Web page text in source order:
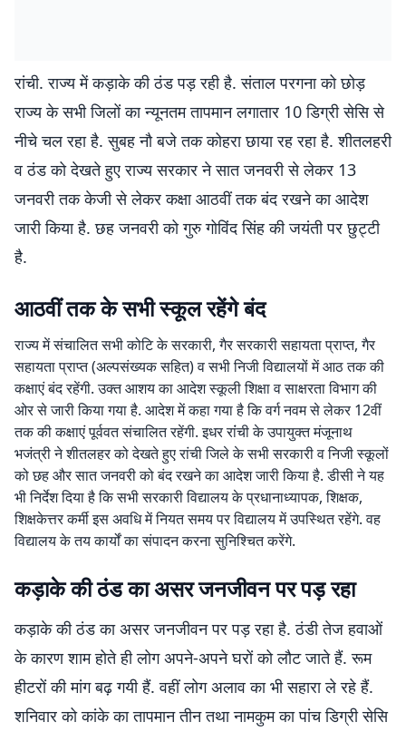
रांची. राज्य में कड़ाके की ठंड पड़ रही है. संताल परगना को छोड़
राज्य के सभी जिलों का न्यूनतम तापमान लगातार 10 डिग्री सेसि से
नीचे चल रहा है. सुबह नौ बजे तक कोहरा छाया रह रहा है. शीतलहरी
व ठंड को देखते हुए राज्य सरकार ने सात जनवरी से लेकर 13
जनवरी तक केजी से लेकर कक्षा आठवीं तक बंद रखने का आदेश
जारी किया है. छह जनवरी को गुरु गोविंद सिंह की जयंती पर छुट्टी
है.
आठवीं तक के सभी स्कूल रहेंगे बंद
राज्य में संचालित सभी कोटि के सरकारी, गैर सरकारी सहायता प्राप्त, गैर
सहायता प्राप्त (अल्पसंख्यक सहित) व सभी निजी विद्यालयों में आठ तक की
कक्षाएं बंद रहेंगी. उक्त आशय का आदेश स्कूली शिक्षा व साक्षरता विभाग की
ओर से जारी किया गया है. आदेश में कहा गया है कि वर्ग नवम से लेकर 12वीं
तक की कक्षाएं पूर्ववत संचालित रहेंगी. इधर रांंची के उपायुक्त मंजूनाथ
भजंत्री ने शीतलहर को देखते हुए रांची जिले के सभी सरकारी व निजी स्कूलों
को छह और सात जनवरी को बंद रखने का आदेश जारी किया है. डीसी ने यह
भी निर्देश दिया है कि सभी सरकारी विद्यालय के प्रधानाध्यापक, शिक्षक,
शिक्षकेत्तर कर्मी इस अवधि में नियत समय पर विद्यालय में उपस्थित रहेंगे. वह
विद्यालय के तय कार्यों का संपादन करना सुनिश्चित करेंगे.
कड़ाके की ठंड का असर जनजीवन पर पड़ रहा
कड़ाके की ठंड का असर जनजीवन पर पड़ रहा है. ठंडी तेज हवाओं
के कारण शाम होते ही लोग अपने-अपने घरों को लौट जाते हैं. रूम
हीटरों की मांग बढ़ गयी हैं. वहीं लोग अलाव का भी सहारा ले रहे हैं.
शनिवार को कांके का तापमान तीन तथा नामकुम का पांच डिग्री सेसि